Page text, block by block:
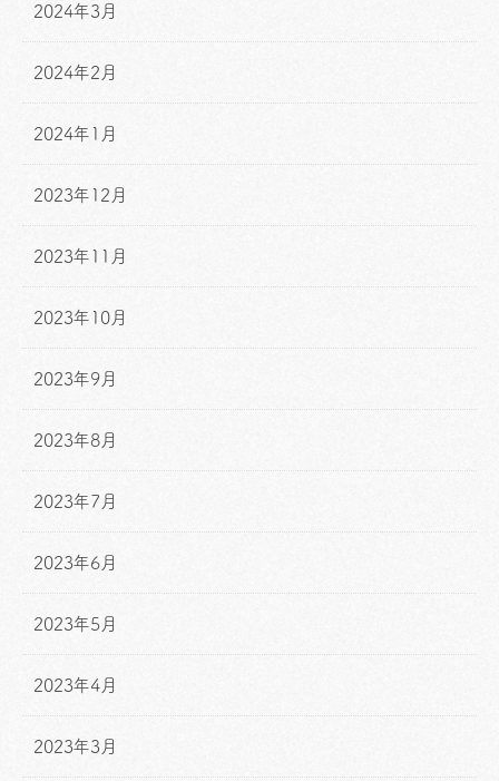
2024年3月
2024年2月
2024年1月
2023年12月
2023年11月
2023年10月
2023年9月
2023年8月
2023年7月
2023年6月
2023年5月
2023年4月
2023年3月